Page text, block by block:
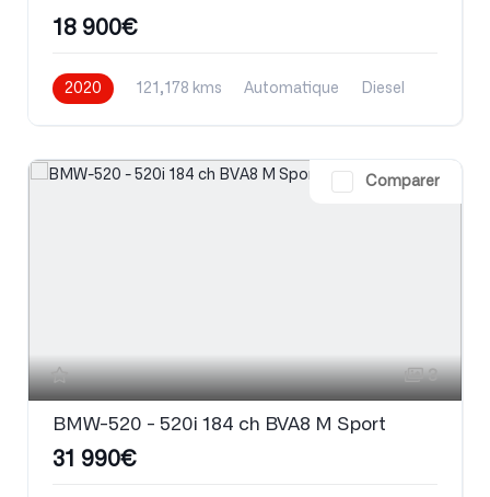
18 900€
2020 121,178 kms Automatique Diesel
Comparer
3
BMW-520 - 520i 184 ch BVA8 M Sport
31 990€